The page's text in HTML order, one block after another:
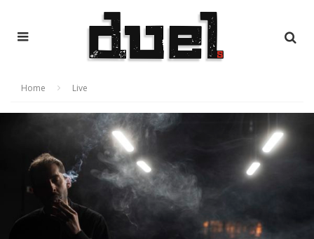
Home Live